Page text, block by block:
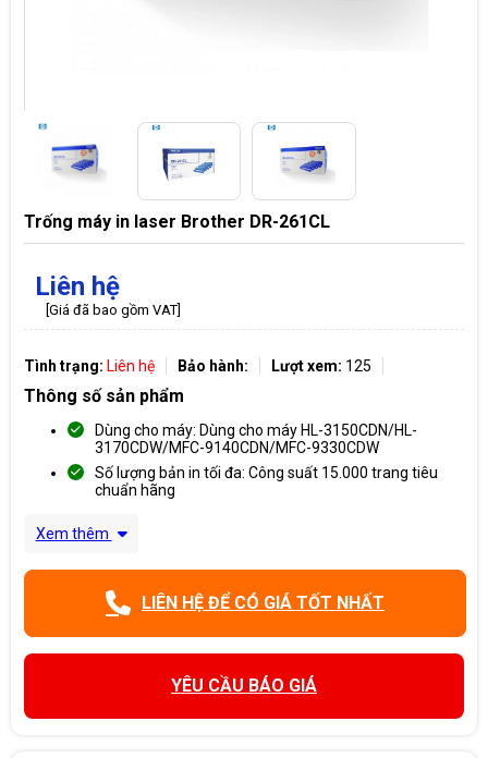
Trống máy in laser Brother DR-261CL
Liên hệ
[Giá đã bao gồm VAT]
Tình trạng: Liên hệ Bảo hành: Lượt xem: 125
Thông số sản phẩm
Dùng cho máy: Dùng cho máy HL-3150CDN/HL-
3170CDW/MFC-9140CDN/MFC-9330CDW
Số lượng bản in tối đa: Công suất 15.000 trang tiêu
chuẩn hãng
Xem thêm
LIÊN HỆ ĐỂ CÓ GIÁ TỐT NHẤT
YÊU CẦU BÁO GIÁ